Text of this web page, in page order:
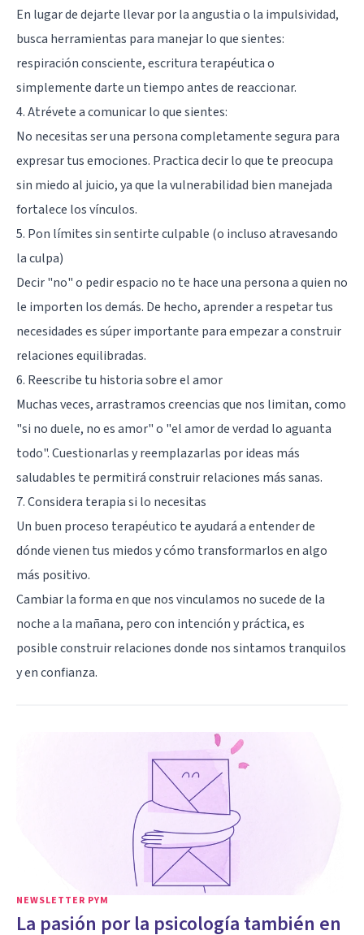
En lugar de dejarte llevar por la angustia o la impulsividad,
busca herramientas para manejar lo que sientes:
respiración consciente, escritura terapéutica o
simplemente darte un tiempo antes de reaccionar.
4. Atrévete a comunicar lo que sientes:
No necesitas ser una persona completamente segura para
expresar tus emociones. Practica decir lo que te preocupa
sin miedo al juicio, ya que la vulnerabilidad bien manejada
fortalece los vínculos.
5. Pon límites sin sentirte culpable (o incluso atravesando
la culpa)
Decir "no" o pedir espacio no te hace una persona a quien no
le importen los demás. De hecho, aprender a respetar tus
necesidades es súper importante para empezar a construir
relaciones equilibradas.
6. Reescribe tu historia sobre el amor
Muchas veces, arrastramos creencias que nos limitan, como
"si no duele, no es amor" o "el amor de verdad lo aguanta
todo". Cuestionarlas y reemplazarlas por ideas más
saludables te permitirá construir relaciones más sanas.
7. Considera terapia si lo necesitas
Un buen proceso terapéutico te ayudará a entender de
dónde vienen tus miedos y cómo transformarlos en algo
más positivo.
Cambiar la forma en que nos vinculamos no sucede de la
noche a la mañana, pero con intención y práctica, es
posible construir relaciones donde nos sintamos tranquilos
y en confianza.
NEWSLETTER PYM
La pasión por la psicología también en